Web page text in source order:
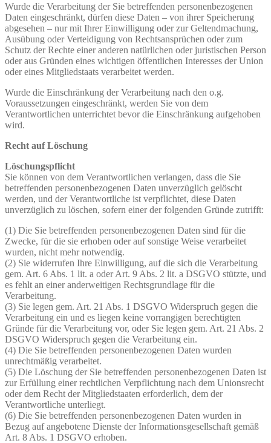
Wurde die Verarbeitung der Sie betreffenden personenbezogenen
Daten eingeschränkt, dürfen diese Daten – von ihrer Speicherung
abgesehen – nur mit Ihrer Einwilligung oder zur Geltendmachung,
Ausübung oder Verteidigung von Rechtsansprüchen oder zum
Schutz der Rechte einer anderen natürlichen oder juristischen Person
oder aus Gründen eines wichtigen öffentlichen Interesses der Union
oder eines Mitgliedstaats verarbeitet werden.
Wurde die Einschränkung der Verarbeitung nach den o.g.
Voraussetzungen eingeschränkt, werden Sie von dem
Verantwortlichen unterrichtet bevor die Einschränkung aufgehoben
wird.
Recht auf Löschung
Löschungspflicht
Sie können von dem Verantwortlichen verlangen, dass die Sie
betreffenden personenbezogenen Daten unverzüglich gelöscht
werden, und der Verantwortliche ist verpflichtet, diese Daten
unverzüglich zu löschen, sofern einer der folgenden Gründe zutrifft:
(1) Die Sie betreffenden personenbezogenen Daten sind für die
Zwecke, für die sie erhoben oder auf sonstige Weise verarbeitet
wurden, nicht mehr notwendig.
(2) Sie widerrufen Ihre Einwilligung, auf die sich die Verarbeitung
gem. Art. 6 Abs. 1 lit. a oder Art. 9 Abs. 2 lit. a DSGVO stützte, und
es fehlt an einer anderweitigen Rechtsgrundlage für die
Verarbeitung.
(3) Sie legen gem. Art. 21 Abs. 1 DSGVO Widerspruch gegen die
Verarbeitung ein und es liegen keine vorrangigen berechtigten
Gründe für die Verarbeitung vor, oder Sie legen gem. Art. 21 Abs. 2
DSGVO Widerspruch gegen die Verarbeitung ein.
(4) Die Sie betreffenden personenbezogenen Daten wurden
unrechtmäßig verarbeitet.
(5) Die Löschung der Sie betreffenden personenbezogenen Daten ist
zur Erfüllung einer rechtlichen Verpflichtung nach dem Unionsrecht
oder dem Recht der Mitgliedstaaten erforderlich, dem der
Verantwortliche unterliegt.
(6) Die Sie betreffenden personenbezogenen Daten wurden in
Bezug auf angebotene Dienste der Informationsgesellschaft gemäß
Art. 8 Abs. 1 DSGVO erhoben.